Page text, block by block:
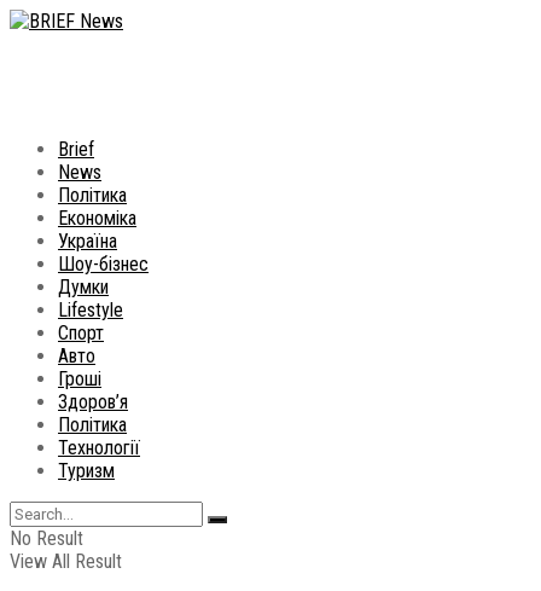
Brief
News
Політика
Економіка
Україна
Шоу-бізнес
Думки
Lifestyle
Спорт
Авто
Гроші
Здоров’я
Політика
Технології
Туризм
No Result
View All Result